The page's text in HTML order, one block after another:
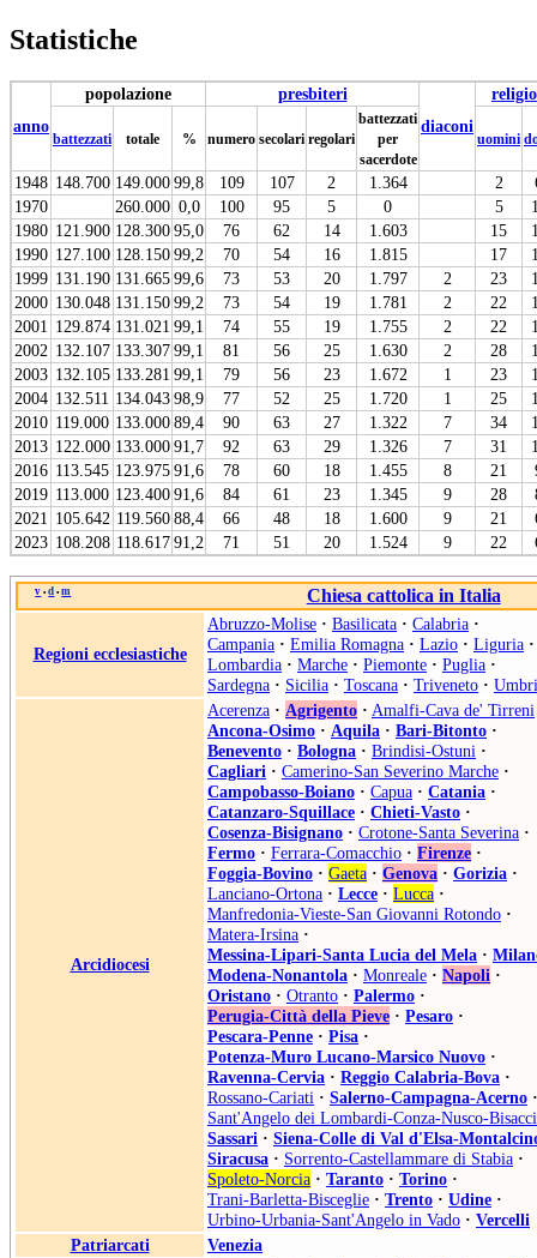
Statistiche
anno
popolazione
presbiteri
diaconi
battezzati totale % numero secolari regolari
battezzati
per
sacerdote
uomini
1948 148.700 149.00099,8 109 107 2 1.364 2
1970
260.000 0,0 100 95 5 0 5
1980 121.900 128.30095,0 76 62 14 1.603 15
1990 127.100 128.15099,2 70 54 16 1.815 17
1999 131.190 131.66599,6 73 53 20 1.797 2 23
2000 130.048 131.15099,2 73 54 19 1.781 2 22
2001 129.874 131.021 99,1 74 55 19 1.755 2 22
2002 132.107 133.30799,1 81 56 25 1.630 2 28
2003 132.105 133.281 99,1 79 56 23 1.672 1 23
2004 132.511 134.04398,9 77 52 25 1.720 1 25
2010 119.000 133.00089,4 90 63 27 1.322 7 34
2013 122.000 133.00091,7 92 63 29 1.326 7 31
2016 113.545 123.97591,6 78 60 18 1.455 8 21
2019 113.000 123.40091,6 84 61 23 1.345 9 28
2021 105.642 119.560 88,4 66 48 18 1.600 9 21
2023 108.208 118.617 91,2 71 51 20 1.524 9 22
v • d • m Chiesa cattolica in Italia
Regioni ecclesiastiche
Abruzzo-Molise · Basilicata · Calabria ·
Campania · Emilia Romagna · Lazio · Liguria ·
Lombardia · Marche · Piemonte · Puglia ·
Sardegna · Sicilia · Toscana · Triveneto ·
Arcidiocesi
Acerenza · Agrigento · Amalfi-Cava de' Tirreni
Ancona-Osimo · Aquila · Bari-Bitonto ·
Benevento · Bologna · Brindisi-Ostuni ·
Cagliari · Camerino-San Severino Marche ·
Campobasso-Boiano · Capua · Catania ·
Catanzaro-Squillace · Chieti-Vasto ·
Cosenza-Bisignano · Crotone-Santa Severina ·
Fermo · Ferrara-Comacchio · Firenze ·
Foggia-Bovino · Gaeta · Genova · Gorizia ·
Lanciano-Ortona · Lecce · Lucca ·
Manfredonia-Vieste-San Giovanni Rotondo ·
Matera-Irsina ·
Messina-Lipari-Santa Lucia del Mela ·
Modena-Nonantola · Monreale · Napoli ·
Oristano · Otranto · Palermo ·
Perugia-Città della Pieve · Pesaro ·
Pescara-Penne · Pisa ·
Potenza-Muro Lucano-Marsico Nuovo ·
Ravenna-Cervia · Reggio Calabria-Bova ·
Rossano-Cariati · Salerno-Campagna-Acerno ·
Sant'Angelo dei Lombardi-Conza-Nusco-
Sassari · Siena-Colle di Val d'Elsa-
Siracusa · Sorrento-Castellammare di Stabia ·
Spoleto-Norcia · Taranto · Torino ·
Trani-Barletta-Bisceglie · Trento · Udine ·
Urbino-Urbania-Sant'Angelo in Vado · Vercelli
Patriarcati
Venezia